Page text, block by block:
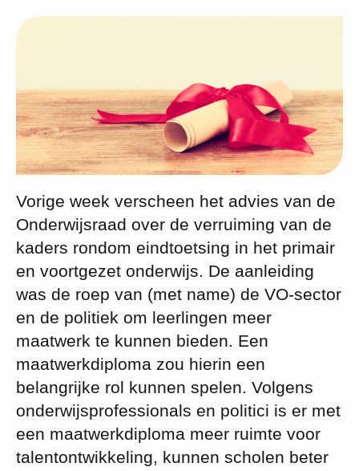
Vorige week verscheen het advies van de
Onderwijsraad over de verruiming van de
kaders rondom eindtoetsing in het primair
en voortgezet onderwijs. De aanleiding
was de roep van (met name) de VO-sector
en de politiek om leerlingen meer
maatwerk te kunnen bieden. Een
maatwerkdiploma zou hierin een
belangrijke rol kunnen spelen. Volgens
onderwijsprofessionals en politici is er met
een maatwerkdiploma meer ruimte voor
talentontwikkeling, kunnen scholen beter